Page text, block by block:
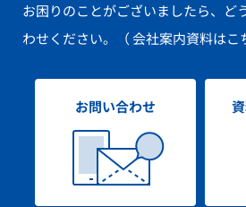
お困りのことがございましたら、ど
わせください。
（ 会社案内資料はこ
お問い合わせ